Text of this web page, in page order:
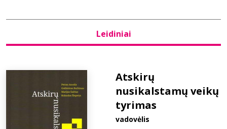
Naujienos
Bibliotekoms
D.U.K.
Leidiniai
Atskirų
nusikalstamų veikų
tyrimas
vadovėlis